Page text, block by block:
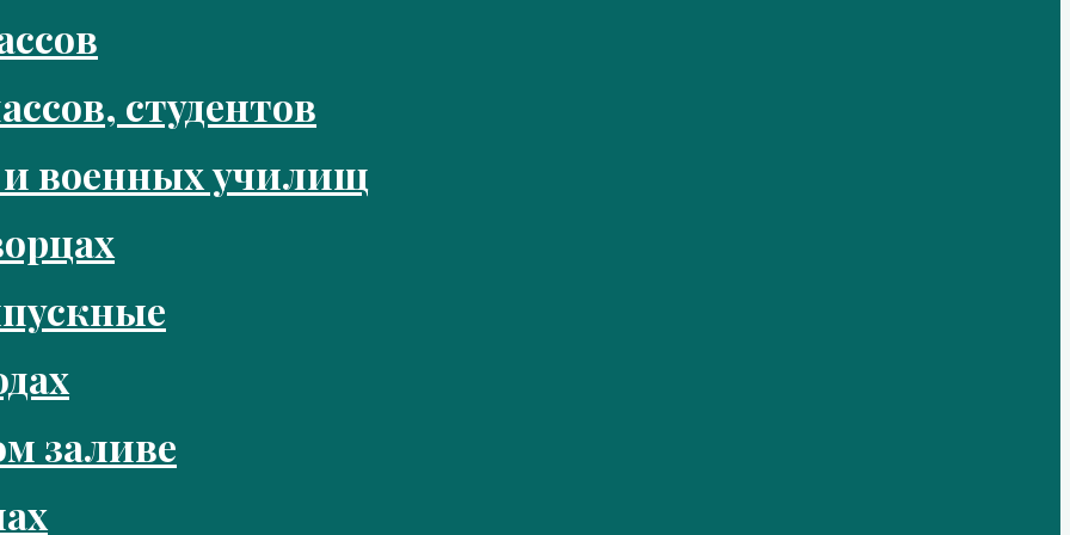
студентов
военных училищ
заливе